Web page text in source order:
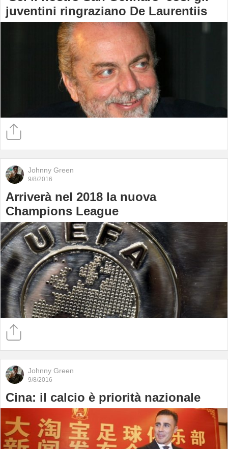
juventini ringraziano De Laurentiis
Johnny Green
9/8/2016
Arriverà nel 2018 la nuova
Champions League
Johnny Green
9/8/2016
Cina: il calcio è priorità nazionale